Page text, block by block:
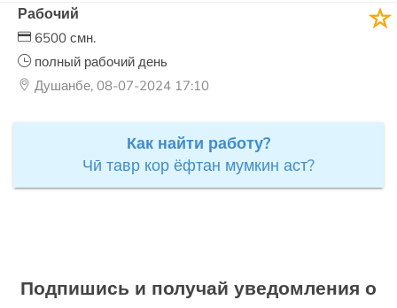
Рабочий
6500 смн.
полный рабочий день
Душанбе, 08-07-2024 17:10
Как найти работу?
Чӣ тавр кор ёфтан мумкин аст?
Подпишись и получай уведомления о